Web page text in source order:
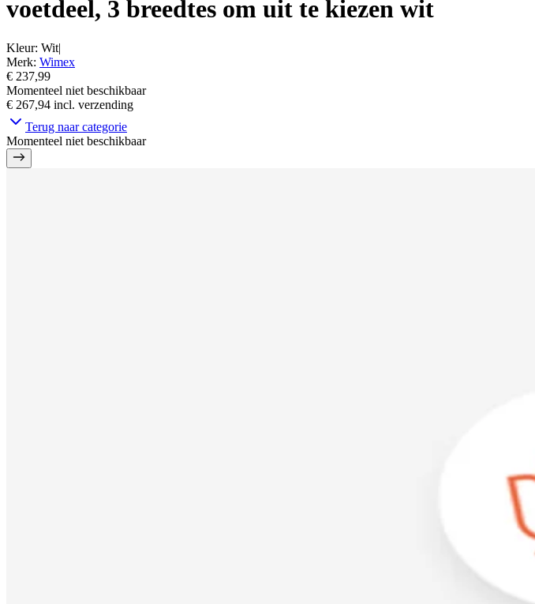
voetdeel, 3 breedtes om uit te kiezen wit
Kleur: Wit|
Merk: Wimex
€ 237,99
Momenteel niet beschikbaar
€ 267,94 incl. verzending
Terug naar categorie
Momenteel niet beschikbaar